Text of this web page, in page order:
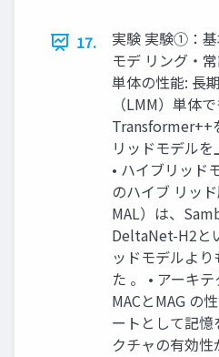
17.
実験 実験①：
モデ リング・
単体の性能: 長
（LMM）単体で
Transformer++
リッドモデルを
• ハイブリッド
のハイブ リッ
MAL）は、
DeltaNet-H2と
ッドモデルよ
た 。 • アーキ
MACとMAG の
ートとして記
クチャの有効